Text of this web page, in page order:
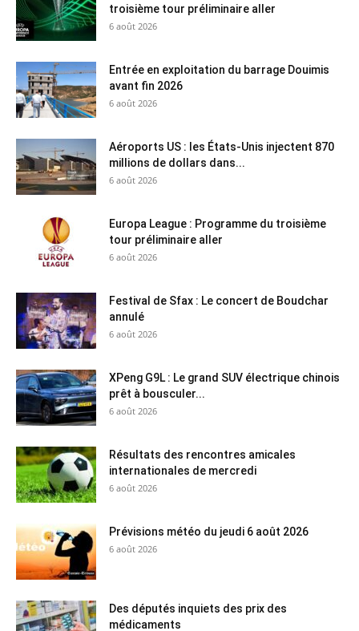
troisième tour préliminaire aller
6 août 2026
Entrée en exploitation du barrage Douimis
avant fin 2026
6 août 2026
Aéroports US : les États-Unis injectent 870
millions de dollars dans...
6 août 2026
Europa League : Programme du troisième
tour préliminaire aller
6 août 2026
Festival de Sfax : Le concert de Boudchar
annulé
6 août 2026
XPeng G9L : Le grand SUV électrique chinois
prêt à bousculer...
6 août 2026
Résultats des rencontres amicales
internationales de mercredi
6 août 2026
Prévisions météo du jeudi 6 août 2026
6 août 2026
Des députés inquiets des prix des
médicaments